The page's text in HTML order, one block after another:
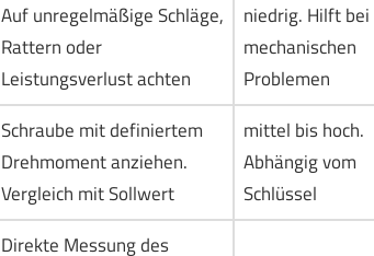
Auf unregelmäßige Schläge,
Rattern oder
Leistungsverlust achten
niedrig. Hilft bei
mechanischen
Problemen
Schraube mit definiertem
Drehmoment anziehen.
Vergleich mit Sollwert
mittel bis hoch.
Abhängig vom
Schlüssel
Direkte Messung des